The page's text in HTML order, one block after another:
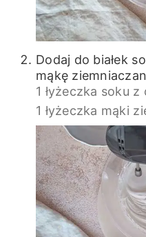
Dodaj do białek
mąkę
1 łyżeczka soku
1 łyżeczka mąki